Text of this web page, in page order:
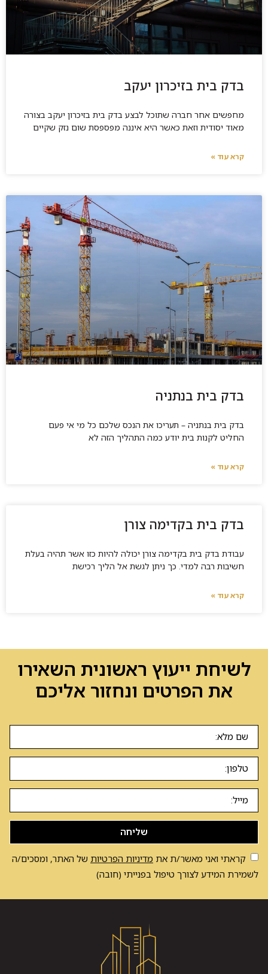
בדק בית בזיכרון יעקב
מחפשים אחר חברה שתוכל לבצע בדק בית בזיכרון יעקב בצורה
מאוד יסודית וזאת כאשר היא איננה מפספסת שום נזק שקיים
קרא עוד »
בדק בית בנתניה
בדק בית בנתניה – תעריכו את הנכס שלכם כל מי אי פעם
החליט לקנות בית יודע כמה התהליך הזה לא
קרא עוד »
בדק בית בקדימה צורן
עבודת בדק בית בקדימה צורן יכולה להיות כזו אשר תהיה בעלת
חשיבות רבה למדי. כך ניתן לגשת אל הליך רכישת
קרא עוד »
לשיחת ייעוץ ראשונית השאירו
את הפרטים ונחזור אליכם
שליחה
קראתי ואני מאשר/ת את מדיניות הפרטיות של האתר, ומסכים/ה
לשמירת המידע לצורך טיפול בפנייתי (חובה)